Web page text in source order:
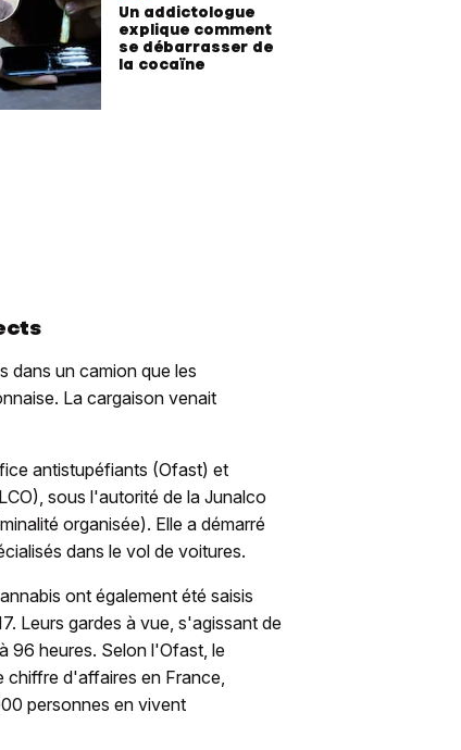
Un addictologue
explique comment
se débarrasser de
la cocaïne
dans un camion que les
La cargaison venait
antistupéfiants (Ofast) et
sous l'autorité de la Junalco
organisée). Elle a démarré
dans le vol de voitures.
ont également été saisis
Leurs gardes à vue, s'agissant de
96 heures. Selon l'Ofast, le
d'affaires en France,
personnes en vivent